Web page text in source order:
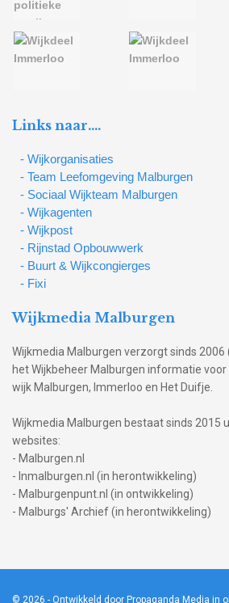
Links naar….
- Wijkorganisaties
- Team Leefomgeving Malburgen
- Sociaal Wijkteam Malburgen
- Wijkagenten
- Wijkpost
- Rijnstad Opbouwwerk
- Buurt & Wijkcongierges
- Fixi
Wijkmedia Malburgen
Wijkmedia Malburgen verzorgt sinds 2006
het Wijkbeheer Malburgen informatie
wijk Malburgen, Immerloo en Het Duifje.
Wijkmedia Malburgen bestaat sinds 2015
websites:
- Malburgen.nl
- Inmalburgen.nl (in herontwikkeling)
- Malburgenpunt.nl (in ontwikkeling)
- Malburgs' Archief (in herontwikkeling)
© 2026 - Ontwikkeld door Propaganda Media in